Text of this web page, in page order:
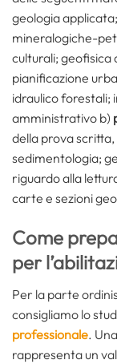
geologia
mineralogiche-
culturali; geofisica
pianificazione
idraulico forestali;
amministrativo b)
della prova
sedimentologia;
riguardo alla
carte e sezioni
Come
per
Per la parte
consigliamo lo
professionale.
rappresenta un